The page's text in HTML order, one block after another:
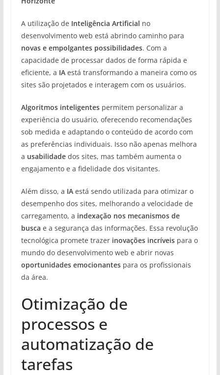
A utilização de Inteligência Artificial no
desenvolvimento web está abrindo caminho para
novas e empolgantes possibilidades. Com a
capacidade de processar dados de forma rápida e
eficiente, a IAestá transformando a maneira como os
sites são projetados e interagem com os usuários.
Algoritmos inteligentespermitem personalizar a
experiência do usuário, oferecendo recomendações
sob medida e adaptando o conteúdo de acordo com
as preferências individuais. Isso não apenas melhora
a usabilidadedos sites, mas também aumenta o
engajamento e a fidelidade dos visitantes.
Além disso, a IAestá sendo utilizada para otimizar o
desempenho dos sites, melhorando a velocidade de
carregamento, a indexação nos mecanismos de
busca e a segurança das informações. Essa revolução
tecnológica promete trazer inovações incríveispara o
mundo do desenvolvimento web e abrir novas
oportunidades emocionantespara os profissionais
da área.
Otimização de
processos e
automatização de
tarefas